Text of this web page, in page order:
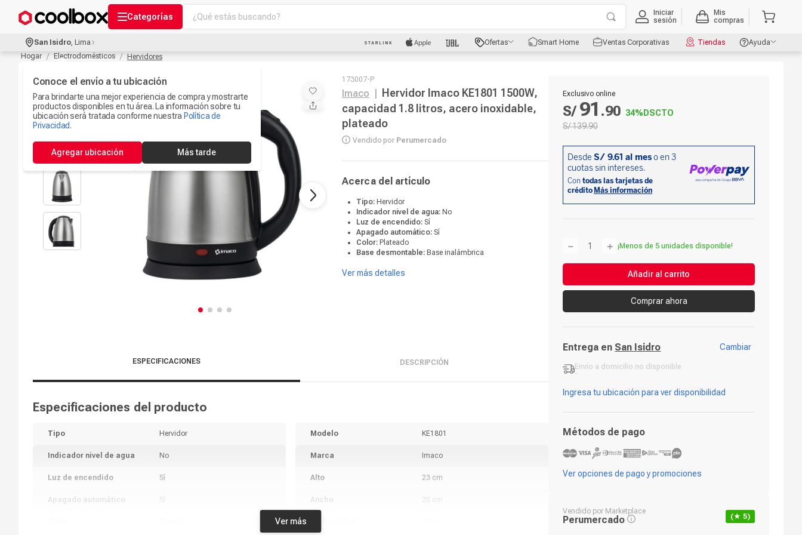
Categorías
¿Qué estás buscando?
3.
Ipad
Microfono
Iphone 17
Camaras Seguridad
Parlantes Bluetooth
10.
Accesorios Computo
Iniciar
sesión
Mis
compras
San Isidro, Lima
Conoce el envío a tu ubicación
Para brindarte una mejor experiencia de compra y mostrarte
productos disponibles en tu área. La información sobre tu
ubicación será tratada conforme nuestra Política de
Privacidad.
Agregar ubicación Más tarde
Ofertas Smart Home Ventas Corporativas Tiendas
Ayuda
Hogar
Electrodomésticos Hervidores
173007-P
Imaco
Hervidor Imaco KE1801 1500W,
capacidad 1.8 litros, acero inoxidable,
plateado
Vendido por Perumercado
Acerca del artículo
Tipo: Hervidor
Indicador nivel de agua: No
Luz de encendido: Sí
Apagado automático: Sí
Color: Plateado
Base desmontable: Base inalámbrica
Ver más detalles
ESPECIFICACIONES DESCRIPCIÓN
Especificaciones del producto
Tipo Hervidor
Indicador nivel de agua No
Luz de encendido Sí
Apagado automático Sí
Modelo KE1801
Marca Imaco
Alto 23 cm
Ancho 20 cm
Ver más
Exclusivo online
S/ 91 .90 34% DSCTO
S/139.90
＋
－ ¡Menos de 5 unidades disponible!
Añadir al carrito
Comprar ahora
Entrega en San Isidro Cambiar
Envío a domicilio no disponible
-
Ingresa tu ubicación para ver disponibilidad
Métodos de pago
Ver opciones de pago y promociones
Vendido por Marketplace
Perumercado (★ 5)